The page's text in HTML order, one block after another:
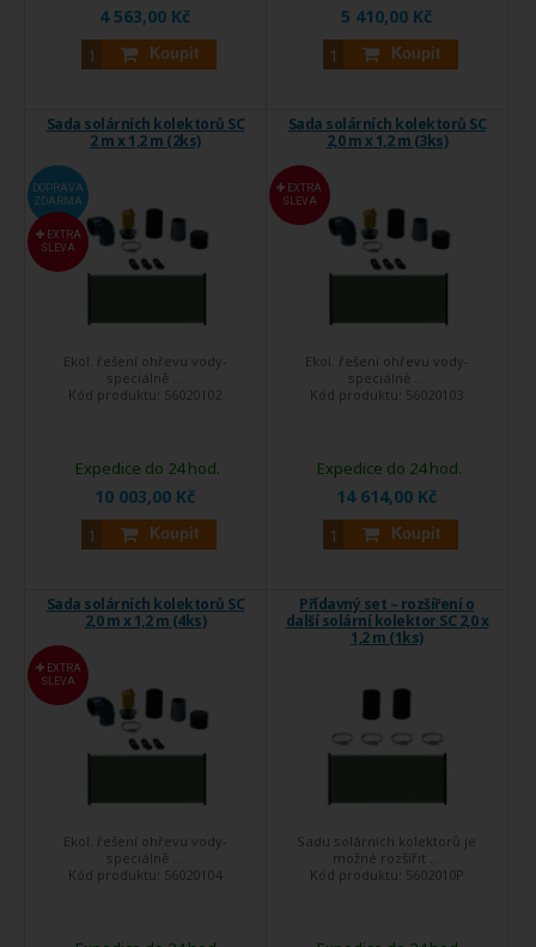
4 563,00 Kč
Koupit
5 410,00 Kč
Koupit
Sada solárních kolektorů SC
2 m x 1,2 m (2ks)
DOPRAVA
ZDARMA
EXTRA
SLEVA
Ekol. řešení ohřevu vody-
speciálně ...
Kód produktu: 56020102
10 003,00 Kč
Koupit
Expedice do 24 hod.
Sada solárních kolektorů SC
2,0 m x 1,2 m (3ks)
EXTRA
SLEVA
Ekol. řešení ohřevu vody-
speciálně ...
Kód produktu: 56020103
14 614,00 Kč
Koupit
Expedice do 24 hod.
Sada solárních kolektorů SC
2,0 m x 1,2 m (4ks)
EXTRA
SLEVA
Ekol. řešení ohřevu vody-
speciálně ...
Kód produktu: 56020104
Přídavný set – rozšíření o
další solární kolektor SC 2,0 x
1,2 m (1ks)
Sadu solárních kolektorů je
možné rozšířit ...
Kód produktu: 5602010P